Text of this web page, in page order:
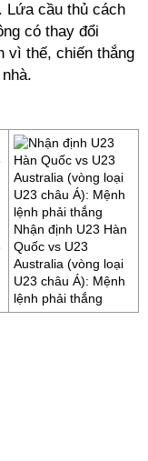
Lứa cầu thủ cách
có thay đổi
vì thế, chiến thắng
Nhận định U23 Hàn
Quốc vs U23
Australia (vòng loại
U23 châu Á): Mệnh
lệnh phải thắng